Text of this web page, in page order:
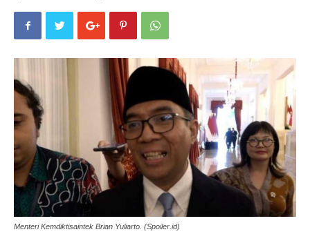
Menteri Kemdiktisaintek Brian Yuliarto. (Spoiler.id)